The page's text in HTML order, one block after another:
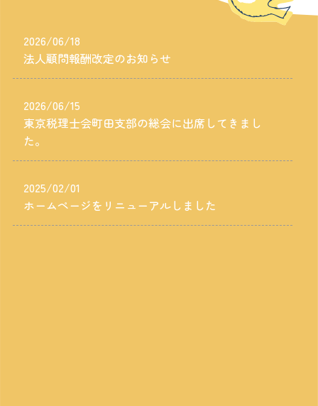
2026/06/18
法人顧問報酬改定のお知らせ
2026/06/15
東京税理士会町田支部の総会に出席してきまし
た。
2025/02/01
ホームページをリニューアルしました